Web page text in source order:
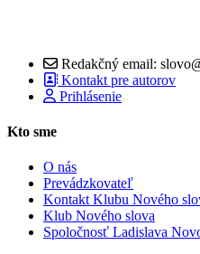
Redakčný email:
Kontakt pre autorov
Prihlásenie
Kto sme
O nás
Prevádzkovateľ
Kontakt Klubu Nového
Klub Nového slova
Spoločnosť Ladislava